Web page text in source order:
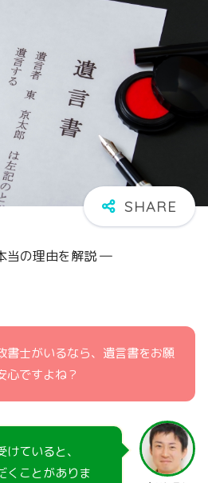
当の理由を解説 ―
書士がいるなら、遺言書をお願
心ですよね？
ていると、
くことがありま